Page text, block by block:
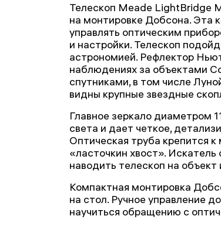
Телескоп Meade LightBridge
на монтировке Добсона. Эта
управлять оптическим
и настройки. Телескоп
астрономией. Рефлектор
наблюдениях за объектами
спутниками, в том числе
видны крупные звездные
Главное зеркало диаметром
света и дает четкое,
Оптическая труба крепится
«ласточкин хвост».
наводить телескоп на объект
Компактная монтировка
на стол. Ручное управление
научиться обращению с